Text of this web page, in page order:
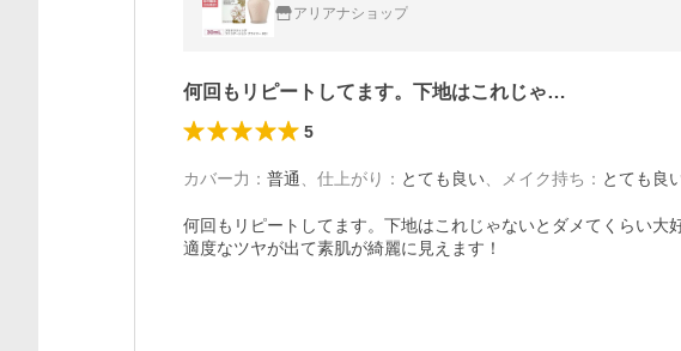
アリアナショップ
何回もリピートしてます。下地はこれじゃ…
5
カバー力 ： 普通 仕上がり ： とても良い メイク持ち ： とても良
何回もリピートしてます。下地はこれじゃないとダメてくらい大
適度なツヤが出て素肌が綺麗に見えます！